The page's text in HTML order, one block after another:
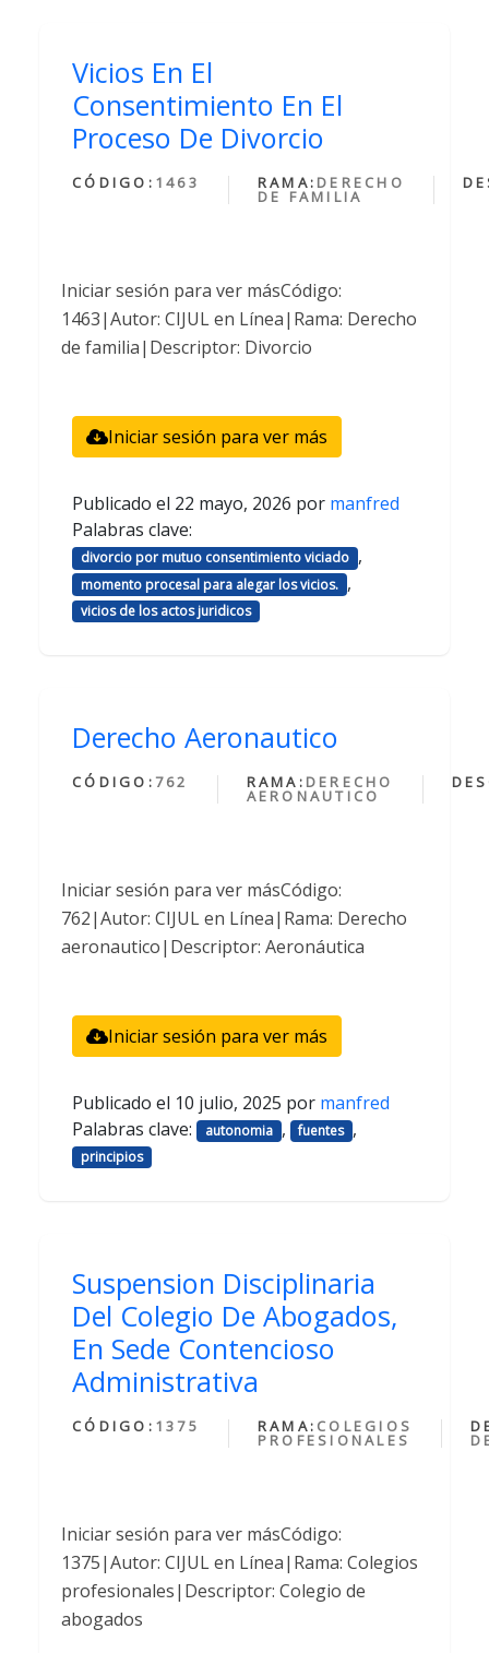
Vicios En El
Consentimiento En El
Proceso De Divorcio
CÓDIGO: 1463 RAMA: DERECHO
DE FAMILIA
Iniciar sesión para ver másCódigo:
1463|Autor: CIJUL en Línea|Rama: Derecho
de familia|Descriptor: Divorcio
Iniciar sesión para ver más
Publicado el 22 mayo, 2026 por manfred
Palabras clave:
divorcio por mutuo consentimiento viciado ,
momento procesal para alegar los vicios. ,
vicios de los actos juridicos
Derecho Aeronautico
CÓDIGO: 762 RAMA: DERECHO
AERONAUTICO
Iniciar sesión para ver másCódigo:
762|Autor: CIJUL en Línea|Rama: Derecho
aeronautico|Descriptor: Aeronáutica
Iniciar sesión para ver más
Publicado el 10 julio, 2025 por manfred
Palabras clave:
autonomia , fuentes ,
principios
Suspension Disciplinaria
Del Colegio De Abogados,
En Sede Contencioso
Administrativa
CÓDIGO: 1375 RAMA: COLEGIOS
PROFESIONALES
Iniciar sesión para ver másCódigo:
1375|Autor: CIJUL en Línea|Rama: Colegios
profesionales|Descriptor: Colegio de
abogados